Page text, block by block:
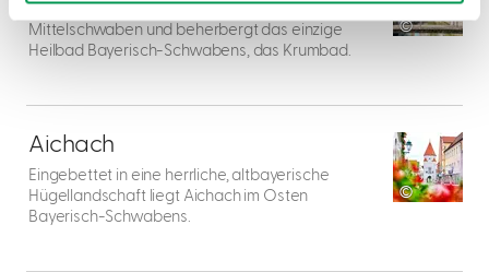
©
Das idyllische Städtchen an der Kammel liegt in
Mittelschwaben und beherbergt das einzige
Heilbad Bayerisch-Schwabens, das Krumbad.
Aichach
©
Eingebettet in eine herrliche, altbayerische
Hügellandschaft liegt Aichach im Osten
Bayerisch-Schwabens.
entdecken